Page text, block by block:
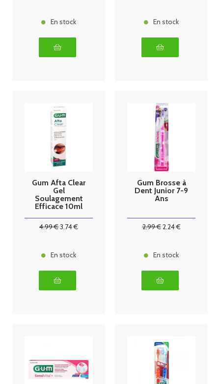
En stock En stock
Gum Afta Clear
Gel
Soulagement
Efficace 10ml
4.99€3.74€
En stock
Gum Brosse à
Dent Junior 7-9
Ans
2.99€2.24€
En stock